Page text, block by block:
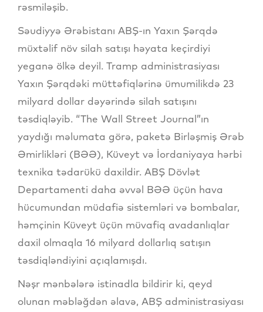
rəsmiləşib.
Səudiyyə Ərəbistanı ABŞ-ın Yaxın Şərqdə
müxtəlif növ silah satışı həyata keçirdiyi
yeganə ölkə deyil. Tramp administrasiyası
Yaxın Şərqdəki müttəfiqlərinə ümumilikdə 23
milyard dollar dəyərində silah satışını
təsdiqləyib. “The Wall Street Journal”ın
yaydığı məlumata görə, paketə Birləşmiş Ərəb
Əmirlikləri (BƏƏ), Küveyt və İordaniyaya hərbi
texnika tədarükü daxildir. ABŞ Dövlət
Departamenti daha əvvəl BƏƏ üçün hava
hücumundan müdafiə sistemləri və bombalar,
həmçinin Küveyt üçün müvafiq avadanlıqlar
daxil olmaqla 16 milyard dollarlıq satışın
təsdiqləndiyini açıqlamışdı.
Nəşr mənbələrə istinadla bildirir ki, qeyd
olunan məbləğdən əlavə, ABŞ administrasiyası